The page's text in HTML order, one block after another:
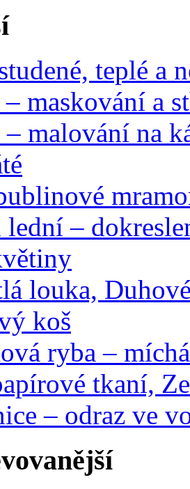
teplé a
maskování a
malování na
lední –
louka,
koš
ryba –
tkaní,
– odraz ve